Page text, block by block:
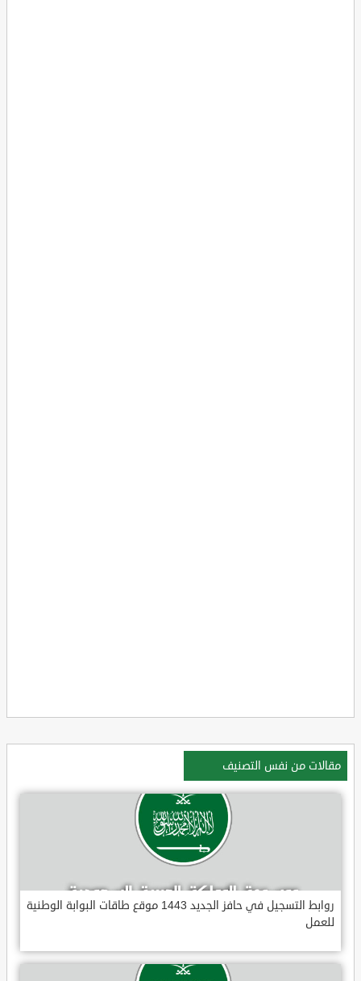
مقالات من نفس التصنيف
روابط التسجيل في حافز الجديد 1443 موقع طاقات البوابة الوطنية
للعمل